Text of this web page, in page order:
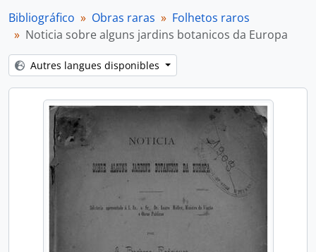
Bibliográfico Obras raras
Folhetos raros
Noticia sobre alguns jardins botanicos da Europa
Autres langues disponibles